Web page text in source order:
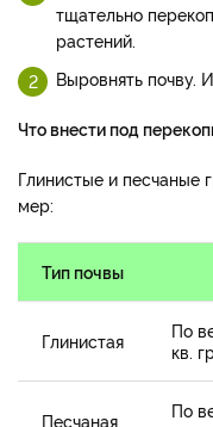
тщательно
растений.
Выровнять почву.
Что внести под
Глинистые и песчаные
мер:
Тип почвы
Глинистая
По
кв.
Песчаная
По